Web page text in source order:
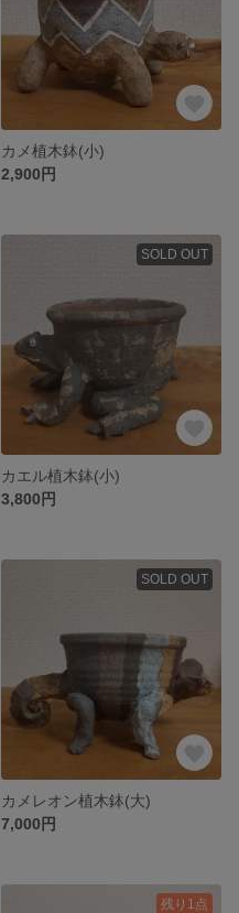
カメ植木鉢(小)
2,900円
SOLD OUT
カエル植木鉢(小)
3,800円
SOLD OUT
カメレオン植木鉢(大)
7,000円
残り1点